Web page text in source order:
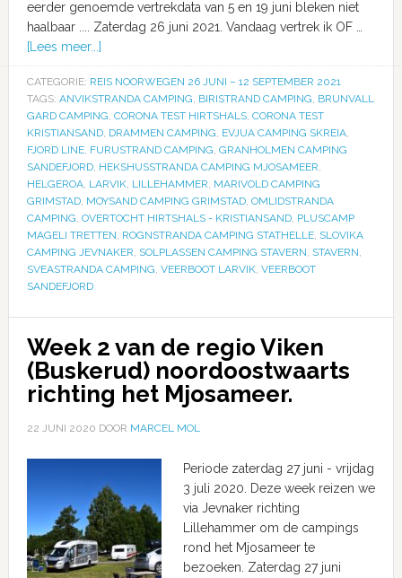
eerder genoemde vertrekdata van 5 en 19 juni bleken niet
haalbaar .... Zaterdag 26 juni 2021. Vandaag vertrek ik OF …
[Lees meer...]
CATEGORIE: REIS NOORWEGEN 26 JUNI – 12 SEPTEMBER 2021
TAGS: ANVIKSTRANDA CAMPING, BIRISTRAND CAMPING, BRUNVALL
GARD CAMPING, CORONA TEST HIRTSHALS, CORONA TEST
KRISTIANSAND, DRAMMEN CAMPING, EVJUA CAMPING SKREIA,
FJORD LINE, FURUSTRAND CAMPING, GRANHOLMEN CAMPING
SANDEFJORD, HEKSHUSSTRANDA CAMPING MJOSAMEER,
HELGEROA, LARVIK, LILLEHAMMER, MARIVOLD CAMPING
GRIMSTAD, MOYSAND CAMPING GRIMSTAD, OMLIDSTRANDA
CAMPING, OVERTOCHT HIRTSHALS - KRISTIANSAND, PLUSCAMP
MAGELI TRETTEN, ROGNSTRANDA CAMPING STATHELLE, SLOVIKA
CAMPING JEVNAKER, SOLPLASSEN CAMPING STAVERN, STAVERN,
SVEASTRANDA CAMPING, VEERBOOT LARVIK, VEERBOOT
SANDEFJORD
Week 2 van de regio Viken
(Buskerud) noordoostwaarts
richting het Mjosameer.
22 JUNI 2020 DOOR MARCEL MOL
Periode zaterdag 27 juni - vrijdag
3 juli 2020. Deze week reizen we
via Jevnaker richting
Lillehammer om de campings
rond het Mjosameer te
bezoeken. Zaterdag 27 juni